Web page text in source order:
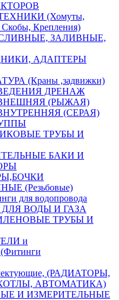
(Хомуты,
Крепления)
ЗАЛИВНЫЕ,
АДАПТЕРЫ
(Краны ,задвижки)
ДРЕНАЖ
(РЫЖАЯ)
(СЕРАЯ)
ТРУБЫ И
БАКИ И
(Резьбовые)
для водопровода
ВОДЫ И ГАЗА
ТРУБЫ И
и
(РАДИАТОРЫ,
АВТОМАТИКА)
И ИЗМЕРИТЕЛЬНЫЕ